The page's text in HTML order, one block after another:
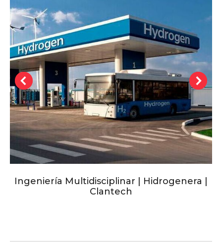
Ingeniería Multidisciplinar | Hidrogenera |
Clantech